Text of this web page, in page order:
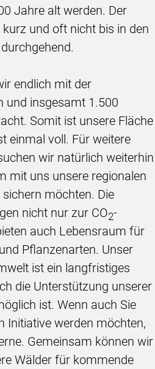
Jahre alt werden. Der
und oft nicht bis in den
endlich mit der
und insgesamt 1.500
Somit ist unsere Fläche
einmal voll. Für weitere
wir natürlich weiterhin
mit uns unsere regionalen
möchten. Die
nicht nur zur CO2-
auch Lebensraum für
Pflanzenarten. Unser
ist ein langfristiges
die Unterstützung unserer
ist. Wenn auch Sie
Initiative werden möchten,
Gemeinsam können wir
Wälder für kommende